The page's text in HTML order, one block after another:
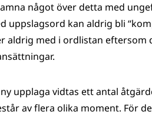
något över detta med
uppslagsord kan aldrig bli
aldrig med i ordlistan eftersom
upplaga vidtas ett antal
av flera olika moment. För